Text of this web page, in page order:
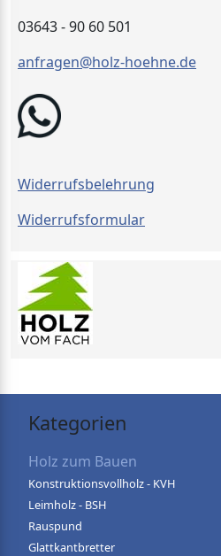
03643 - 90 60 501
anfragen@holz-hoehne.de
Widerrufsbelehrung
Widerrufsformular
Kategorien
Holz zum Bauen
Konstruktionsvollholz - KVH
Leimholz - BSH
Rauspund
Glattkantbretter